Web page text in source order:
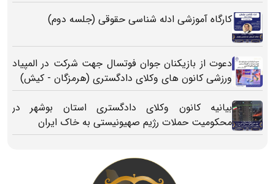
کارگاه آموزشی ادله شناسی حقوقی (جلسه دوم)
دعوت از بازیکنان جوان فوتسال جهت شرکت در المپیاد
ورزشی کانون های وکلای دادگستری (هرمزگان - کیش)
بیانیه کانون وکلای دادگستری استان بوشهر در
محکومیت حملات رژیم صهیونیستی به خاک ایران